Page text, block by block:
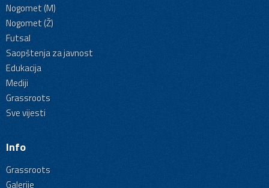
Nogomet (M)
Nogomet (Ž)
Futsal
Saopštenja za javnost
Edukacija
Mediji
Grassroots
Sve vijesti
Info
Grassroots
Galerije